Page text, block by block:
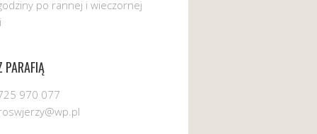
po rannej i wieczornej
PARAFIĄ
970 077